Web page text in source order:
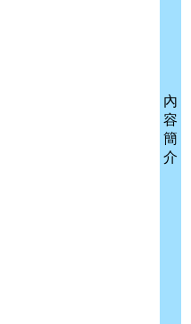
內
容
簡
介